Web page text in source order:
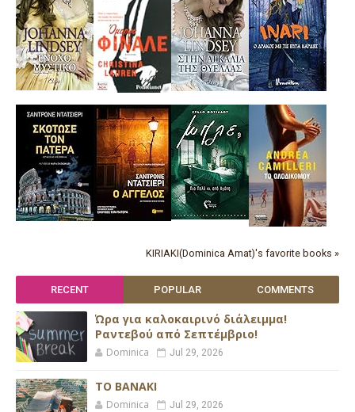
KIRIAKI(Dominica Amat)'s favorite books »
RECENT POPULAR COMMENTS
Ώρα για καλοκαιρινό διάλειμμα!
Ραντεβού από Σεπτέμβριο!
Dominica Jul 29, 2026
ΤΟ ΒΑΝΑΚΙ
Dominica Jul 29, 2026